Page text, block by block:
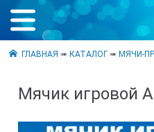
ГЛАВНАЯ ➠КАТАЛОГ ➠МЯЧИ-
Мячик игровой